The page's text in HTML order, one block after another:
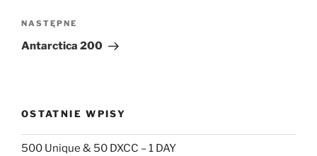
Następny
wpis
NASTĘPNE
Antarctica 200
OSTATNIE WPISY
500 Unique & 50 DXCC – 1 DAY